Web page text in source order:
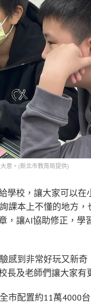
意。(新北市教育局提供)
校，讓大家可以在
課本上不懂的地方
，讓AI協助修正，學
感到非常好玩又新
長及老師們讓大家有
市配置約11萬4000